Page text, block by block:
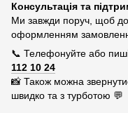
Консультація та
Ми завжди поруч, щоб
оформленням
📞 Телефонуйте або
112 10 24
📸 Також можна
швидко та з турботою 💬